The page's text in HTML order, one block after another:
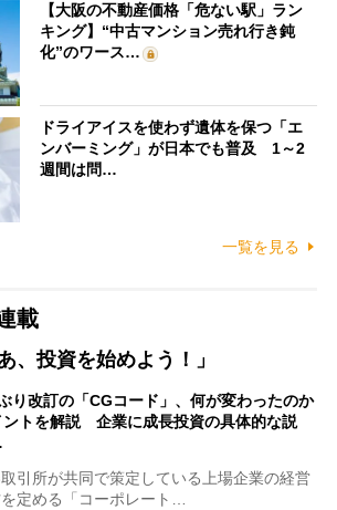
【大阪の不動産価格「危ない駅」ラン
キング】“中古マンション売れ行き鈍
化”のワース…
ドライアイスを使わず遺体を保つ「エ
ンバーミング」が日本でも普及 1～2
週間は問…
一覧を見る
載
、投資を始めよう！」
り改訂の「CGコード」、何が変わったのか
ントを解説 企業に成長投資の具体的な説
引所が共同で策定している上場企業の経営
定める「コーポレート…